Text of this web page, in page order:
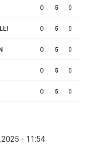
O 5 0
O 5 0
O 5 0
O 5 0
O 5 0
- 11:54